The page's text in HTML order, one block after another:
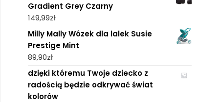
Gradient Grey Czarny
149,99zł
Milly Mally Wózek dla lalek Susie
Prestige Mint
89,90zł
dzięki któremu Twoje dziecko z
radością będzie odkrywać świat
kolorów